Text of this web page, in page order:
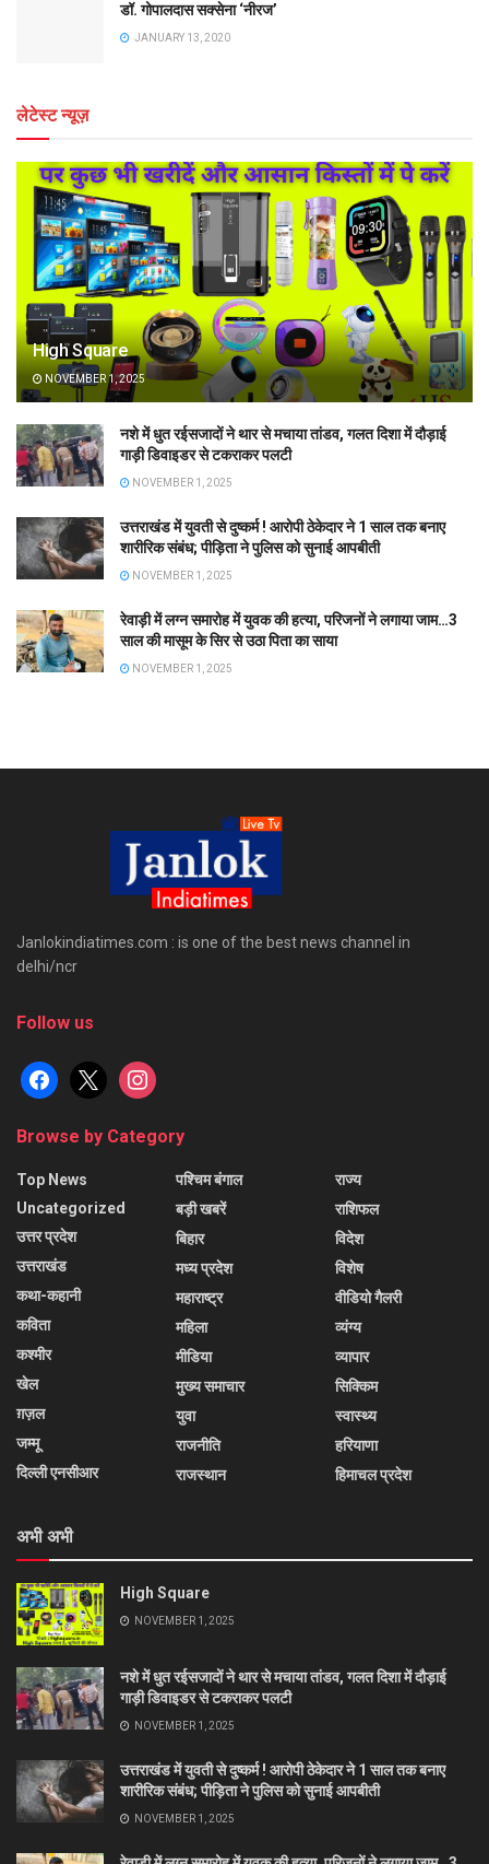
डॉ. गोपालदास सक्सेना ‘नीरज’
JANUARY 13, 2020
लेटेस्ट न्यूज़
High Square
NOVEMBER 1, 2025
नशे में धुत रईसजादों ने थार से मचाया तांडव, गलत दिशा में दौड़ाई
गाड़ी डिवाइडर से टकराकर पलटी
NOVEMBER 1, 2025
उत्तराखंड में युवती से दुष्कर्म ! आरोपी ठेकेदार ने 1 साल तक बनाए
शारीरिक संबंध; पीड़िता ने पुलिस को सुनाई आपबीती
NOVEMBER 1, 2025
रेवाड़ी में लग्न समारोह में युवक की हत्या, परिजनों ने लगाया जाम…3
साल की मासूम के सिर से उठा पिता का साया
NOVEMBER 1, 2025
Janlokindiatimes.com : is one of the best news channel in
delhi/ncr
Follow us
facebook
x instagram
Browse by Category
Top News
Uncategorized
उत्तर प्रदेश
उत्तराखंड
कथा-कहानी
कविता
कश्मीर
खेल
ग़ज़ल
जम्मू
दिल्ली एनसीआर
पश्चिम बंगाल
बड़ी खबरें
बिहार
मध्य प्रदेश
महाराष्ट्र
महिला
मीडिया
मुख्य समाचार
युवा
राजनीति
राजस्थान
राज्य
राशिफल
विदेश
विशेष
वीडियो गैलरी
व्यंग्य
व्यापार
सिक्किम
स्वास्थ्य
हरियाणा
हिमाचल प्रदेश
अभी अभी
High Square
NOVEMBER 1, 2025
नशे में धुत रईसजादों ने थार से मचाया तांडव, गलत दिशा में दौड़ाई
गाड़ी डिवाइडर से टकराकर पलटी
NOVEMBER 1, 2025
उत्तराखंड में युवती से दुष्कर्म ! आरोपी ठेकेदार ने 1 साल तक बनाए
शारीरिक संबंध; पीड़िता ने पुलिस को सुनाई आपबीती
NOVEMBER 1, 2025